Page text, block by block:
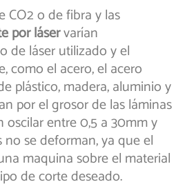
CO2 o de fibra y las
por láservarían
de láser utilizado y el
como el acero, el acero
plástico, madera, aluminio y
por el grosor de las láminas
oscilar entre 0,5 a 30mm y
se deforman, ya que el
maquina sobre el material
de corte deseado.